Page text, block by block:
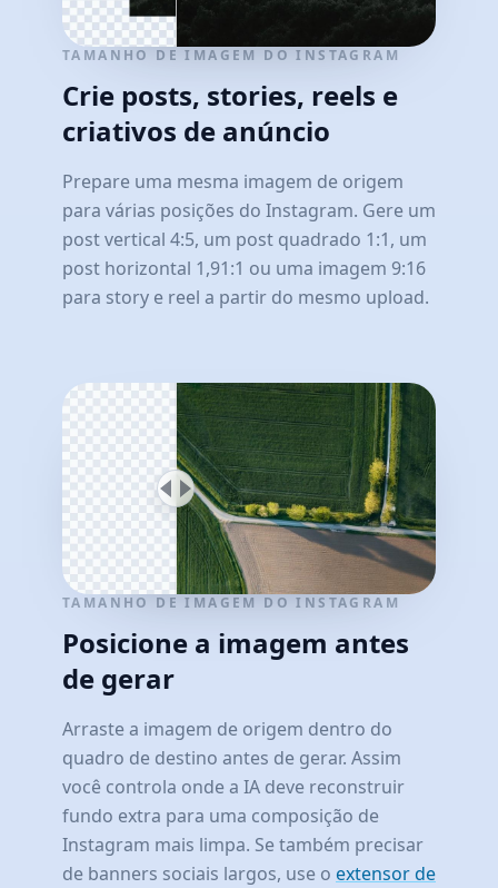
TAMANHO DE IMAGEM DO INSTAGRAM
Crie posts, stories, reels e
criativos de anúncio
Prepare uma mesma imagem de origem
para várias posições do Instagram. Gere um
post vertical 4:5, um post quadrado 1:1, um
post horizontal 1,91:1 ou uma imagem 9:16
para story e reel a partir do mesmo upload.
TAMANHO DE IMAGEM DO INSTAGRAM
Posicione a imagem antes
de gerar
Arraste a imagem de origem dentro do
quadro de destino antes de gerar. Assim
você controla onde a IA deve reconstruir
fundo extra para uma composição de
Instagram mais limpa. Se também precisar
de banners sociais largos, use o extensor de